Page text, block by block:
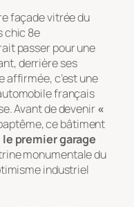
façade vitrée du
chic 8e
passer pour une
derrière ses
affirmée, c’est une
français
Avant de devenir«
ce bâtiment
le premier garage
monumentale du
industriel